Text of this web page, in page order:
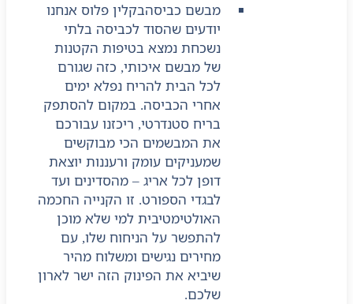
מבשם כביסהבקלין פלוס אנחנו
יודעים שהסוד לכביסה בלתי
נשכחת נמצא בטיפות הקטנות
של מבשם איכותי, כזה שגורם
לכל הבית להריח נפלא ימים
אחרי הכביסה. במקום להסתפק
בריח סטנדרטי, ריכזנו עבורכם
את המבשמים הכי מבוקשים
שמעניקים עומק ורעננות יוצאת
דופן לכל אריג – מהסדינים ועד
לבגדי הספורט. זו הקנייה החכמה
האולטימטיבית למי שלא מוכן
להתפשר על הניחוח שלו, עם
מחירים נגישים ומשלוח מהיר
שיביא את הפינוק הזה ישר לארון
שלכם.